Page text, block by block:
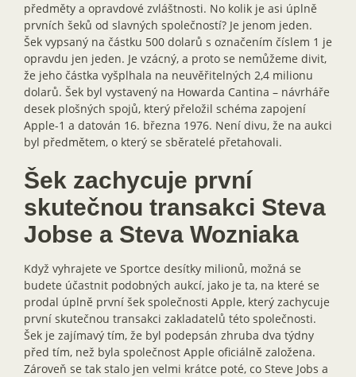
předměty a opravdové zvláštnosti. No kolik je asi úplně
prvních šeků od slavných společností? Je jenom jeden.
Šek vypsaný na částku 500 dolarů s označením číslem 1 je
opravdu jen jeden. Je vzácný, a proto se nemůžeme divit,
že jeho částka vyšplhala na neuvěřitelných 2,4 milionu
dolarů. Šek byl vystavený na Howarda Cantina – návrháře
desek plošných spojů, který přeložil schéma zapojení
Apple-1 a datován 16. března 1976. Není divu, že na aukci
byl předmětem, o který se sběratelé přetahovali.
Šek zachycuje první
skutečnou transakci Steva
Jobse a Steva Wozniaka
Když vyhrajete ve Sportce desítky milionů, možná se
budete účastnit podobných aukcí, jako je ta, na které se
prodal úplně první šek společnosti Apple, který zachycuje
první skutečnou transakci zakladatelů této společnosti.
Šek je zajímavý tím, že byl podepsán zhruba dva týdny
před tím, než byla společnost Apple oficiálně založena.
Zároveň se tak stalo jen velmi krátce poté, co Steve Jobs a